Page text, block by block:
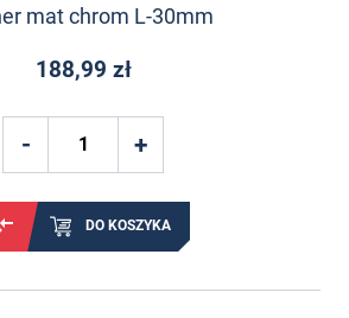
mat chrom L-30mm
188,99 zł
DO KOSZYKA